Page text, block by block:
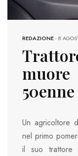
REDAZIONE-8
Un agricoltore
nel primo
il suo trattore